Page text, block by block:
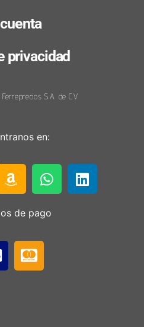
privacidad
S.A. de C.V.
en:
de pago